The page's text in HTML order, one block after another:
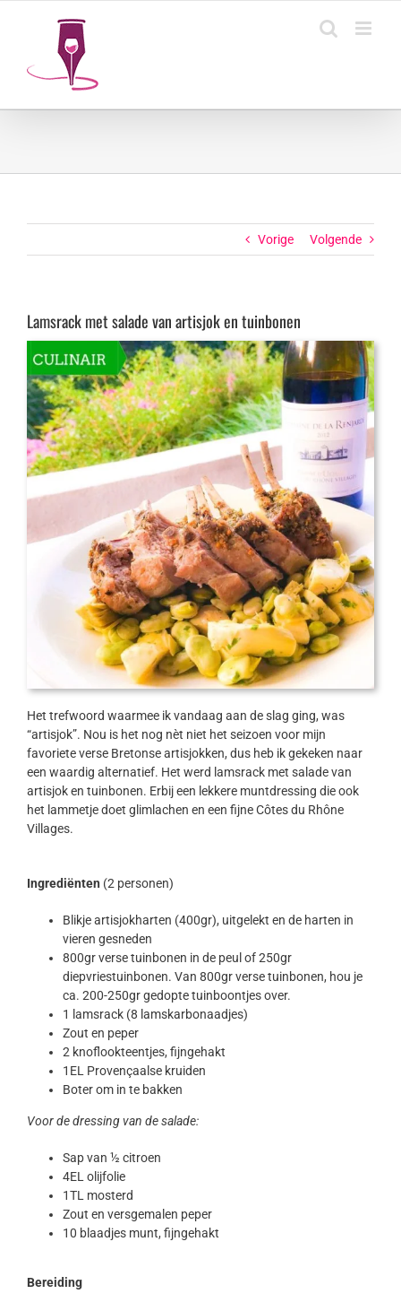
Vorige Volgende
Lamsrack met salade van artisjok en tuinbonen
Het trefwoord waarmee ik vandaag aan de slag ging, was
“artisjok”. Nou is het nog nèt niet het seizoen voor mijn
favoriete verse Bretonse artisjokken, dus heb ik gekeken naar
een waardig alternatief. Het werd lamsrack met salade van
artisjok en tuinbonen. Erbij een lekkere muntdressing die ook
het lammetje doet glimlachen en een fijne Côtes du Rhône
Villages.
Ingrediënten (2 personen)
Blikje artisjokharten (400gr), uitgelekt en de harten in
vieren gesneden
800gr verse tuinbonen in de peul of 250gr
diepvriestuinbonen. Van 800gr verse tuinbonen, hou je
ca. 200-250gr gedopte tuinboontjes over.
1 lamsrack (8 lamskarbonaadjes)
Zout en peper
2 knoflookteentjes, fijngehakt
1EL Provençaalse kruiden
Boter om in te bakken
Voor de dressing van de salade:
Sap van ½ citroen
4EL olijfolie
1TL mosterd
Zout en versgemalen peper
10 blaadjes munt, fijngehakt
Bereiding